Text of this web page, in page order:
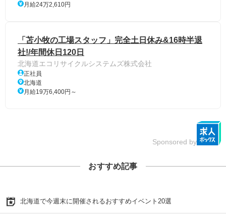
月給24万2,610円
「苫小牧の工場スタッフ」完全土日休み&16時半退
社!/年間休日120日
北海道エコリサイクルシステムズ株式会社
正社員
北海道
月給19万6,400円～
Sponsored by
おすすめ記事
北海道で今週末に開催されるおすすめイベント20選